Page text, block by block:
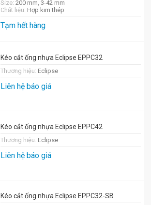
Size: 200 mm, 3-42 mm
Chất liệu: Hợp kim thép
Tạm hết hàng
Kéo cắt ống nhựa Eclipse EPPC32
Thương hiệu: Eclipse
Liên hệ báo giá
Kéo cắt ống nhựa Eclipse EPPC42
Thương hiệu: Eclipse
Liên hệ báo giá
Kéo cắt ống nhựa Eclipse EPPC32-SB